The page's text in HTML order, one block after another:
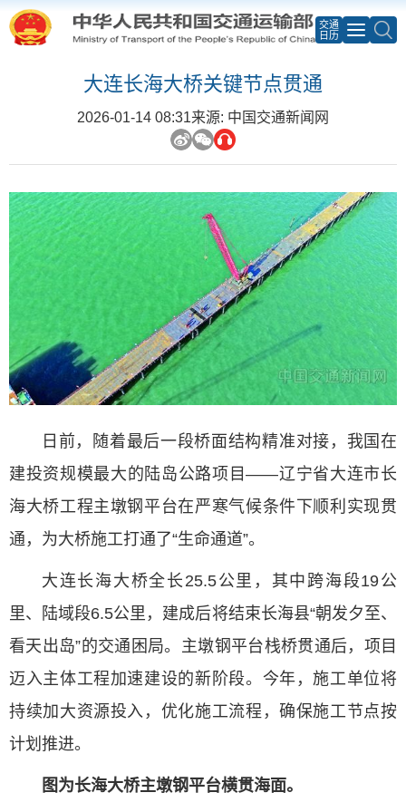
交通
日历
大连长海大桥关键节点贯通
2026-01-14 08:31来源: 中国交通新闻网
日前，随着最后一段桥面结构精准对接，我国在
建投资规模最大的陆岛公路项目——辽宁省大连市长
海大桥工程主墩钢平台在严寒气候条件下顺利实现贯
通，为大桥施工打通了“生命通道”。
大连长海大桥全长25.5公里，其中跨海段19公
里、陆域段6.5公里，建成后将结束长海县“朝发夕至、
看天出岛”的交通困局。主墩钢平台栈桥贯通后，项目
迈入主体工程加速建设的新阶段。今年，施工单位将
持续加大资源投入，优化施工流程，确保施工节点按
计划推进。
图为长海大桥主墩钢平台横贯海面。